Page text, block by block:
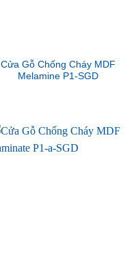
Cửa Gỗ Chống Cháy MDF
Melamine P1-SGD